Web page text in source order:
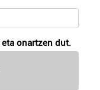
onartzen dut.